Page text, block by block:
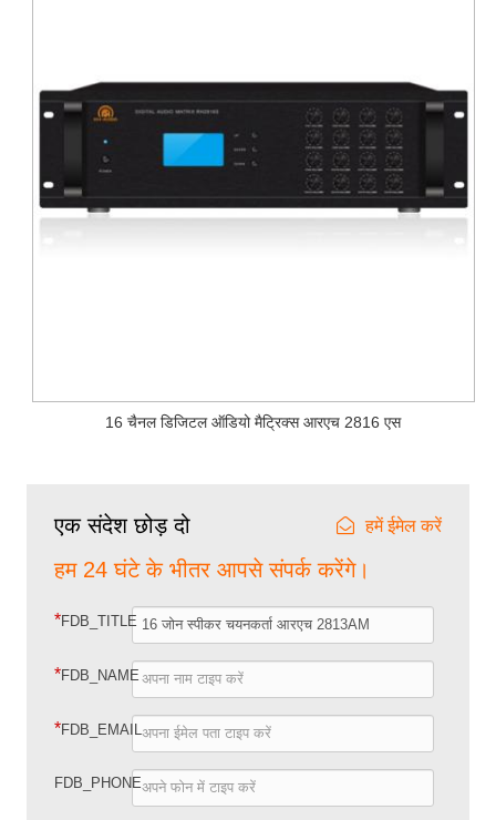
16 चैनल डिजिटल ऑडियो मैट्रिक्स आरएच 2816 एस
एक संदेश छोड़ दो हमें ईमेल करें
हम 24 घंटे के भीतर आपसे संपर्क करेंगे।
*FDB_TITLE
*FDB_NAME
*FDB_EMAIL
FDB_PHONE